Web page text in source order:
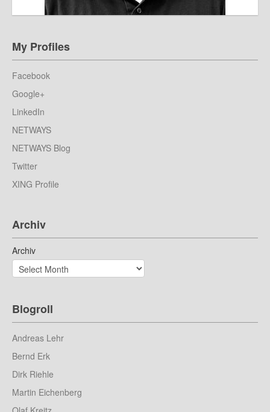
My Profiles
Facebook
Google+
LinkedIn
NETWAYS
NETWAYS Blog
Twitter
XING Profile
Archiv
Archiv
Blogroll
Andreas Lehr
Bernd Erk
Dirk Riehle
Martin Eichenberg